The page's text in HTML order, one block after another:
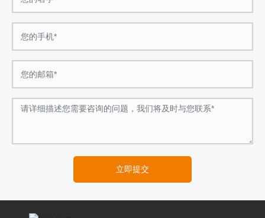
立即提交